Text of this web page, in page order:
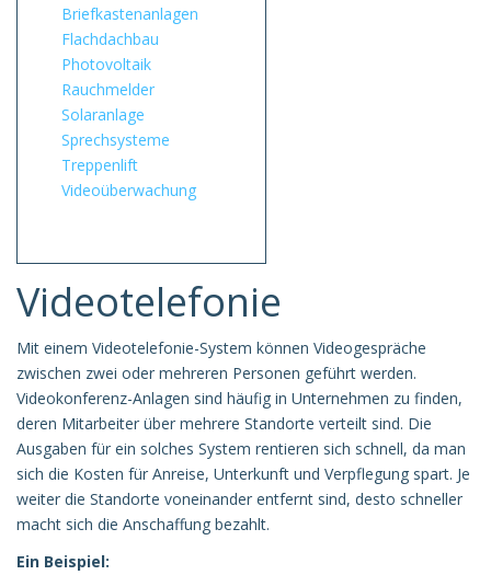
Briefkastenanlagen
Flachdachbau
Photovoltaik
Rauchmelder
Solaranlage
Sprechsysteme
Treppenlift
Videoüberwachung
Videotelefonie
Mit einem Videotelefonie-System können Videogespräche
zwischen zwei oder mehreren Personen geführt werden.
Videokonferenz-Anlagen sind häufig in Unternehmen zu finden,
deren Mitarbeiter über mehrere Standorte verteilt sind. Die
Ausgaben für ein solches System rentieren sich schnell, da man
sich die Kosten für Anreise, Unterkunft und Verpflegung spart. Je
weiter die Standorte voneinander entfernt sind, desto schneller
macht sich die Anschaffung bezahlt.
Ein Beispiel: